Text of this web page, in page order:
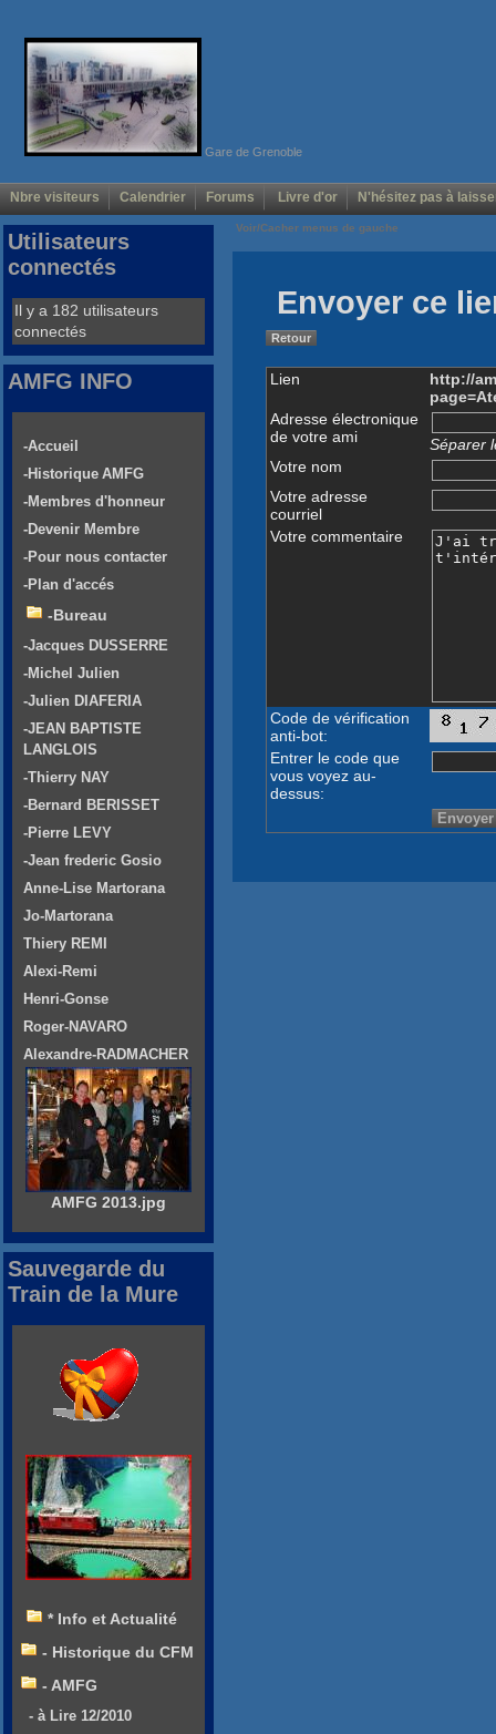
Gare de Grenoble
Nbre visiteurs Calendrier Forums Livre d'or N'hésitez pas à
Voir/Cacher menus de gauche
Envoyer ce
Retour
Lien
http://
Adresse électronique
de votre ami
Séparer
Votre nom
Votre adresse
courriel
Votre commentaire
Code de vérification
anti-bot:
Entrer le code que
vous voyez au-
dessus:
Utilisateurs
connectés
Il y a 182 utilisateurs
connectés
AMFG INFO
-Accueil
-Historique AMFG
-Membres d'honneur
-Devenir Membre
-Pour nous contacter
-Plan d'accés
-Bureau
-Jacques DUSSERRE
-Michel Julien
-Julien DIAFERIA
-JEAN BAPTISTE
LANGLOIS
-Thierry NAY
-Bernard BERISSET
-Pierre LEVY
-Jean frederic Gosio
Anne-Lise Martorana
Jo-Martorana
Thiery REMI
Alexi-Remi
Henri-Gonse
Roger-NAVARO
Alexandre-RADMACHER
AMFG 2013.jpg
Sauvegarde du
Train de la Mure
* Info et Actualité
- Historique du CFM
- AMFG
- à Lire 12/2010